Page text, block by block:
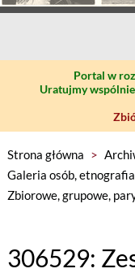
Portal w
Uratujmy
Strona główna >
Galeria osób,
Zbiorowe, grupowe,
306529: